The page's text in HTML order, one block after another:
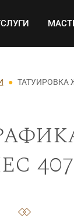
ТАТУИРОВКА